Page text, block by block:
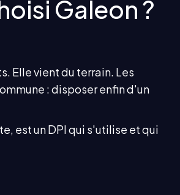
Galeon ?
Elle vient du terrain. Les
: disposer enfin d'un
est un DPI qui s'utilise et qui